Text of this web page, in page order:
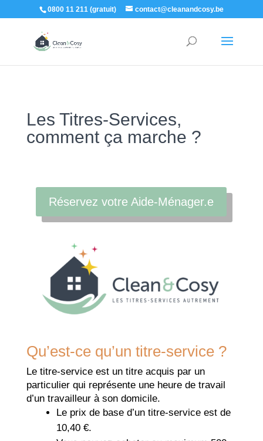
0800 11 211 (gratuit) contact@cleanandcosy.be
Les Titres-Services,
comment ça marche ?
Réservez votre Aide-Ménager.e
Qu’est-ce qu’un titre-service ?
Le titre-service est un titre acquis par un
particulier qui représente une heure de travail
d’un travailleur à son domicile.
Le prix de base d’un titre-service est de
10,40 €.